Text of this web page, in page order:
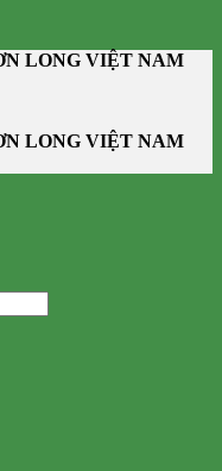
LONG VIỆT NAM
LONG VIỆT NAM